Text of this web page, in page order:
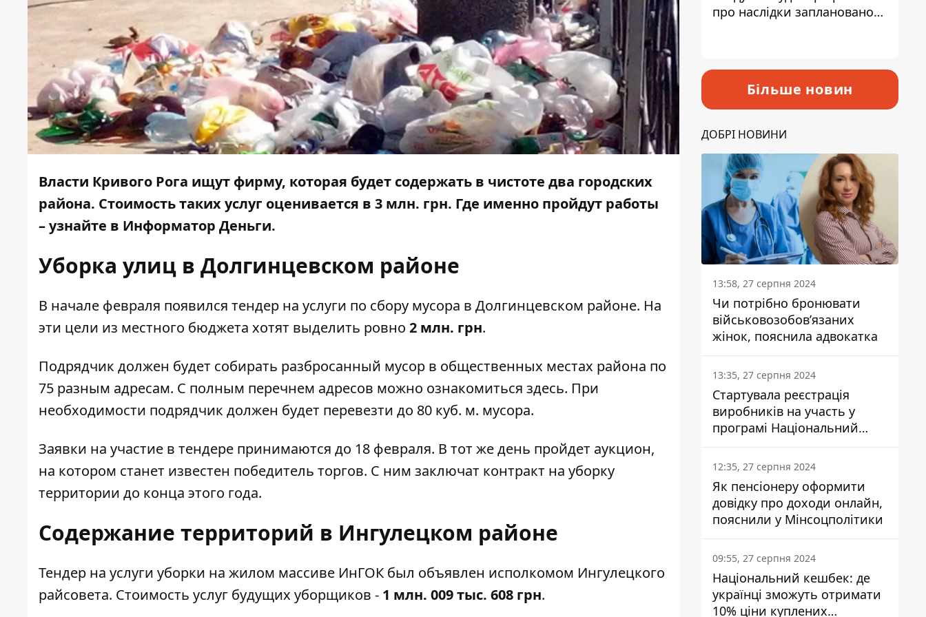
Власти Кривого Рога ищут фирму, которая будет содержать в чистоте два городских
района. Стоимость таких услуг оценивается в 3 млн. грн. Где именно пройдут работы
– узнайте в Информатор Деньги.
Уборка улиц в Долгинцевском районе
В начале февраля появился тендер на услуги по сбору мусора в Долгинцевском районе. На
эти цели из местного бюджета хотят выделить ровно 2 млн. грн.
Подрядчик должен будет собирать разбросанный мусор в общественных местах района по
75 разным адресам. С полным перечнем адресов можно ознакомиться здесь. При
необходимости подрядчик должен будет перевезти до 80 куб. м. мусора.
Заявки на участие в тендере принимаются до 18 февраля. В тот же день пройдет аукцион,
на котором станет известен победитель торгов. С ним заключат контракт на уборку
территории до конца этого года.
Содержание территорий в Ингулецком районе
Тендер на услуги уборки на жилом массиве ИнГОК был объявлен исполкомом Ингулецкого
райсовета. Стоимость услуг будущих уборщиков - 1 млн. 009 тыс. 608 грн.
про наслідки запланованого
Більше новин
ДОБРІ НОВИНИ
13:58, 27 серпня 2024
Чи потрібно бронювати
військовозобов’язаних
жінок, пояснила адвокатка
13:35, 27 серпня 2024
Стартувала реєстрація
виробників на участь у
програмі Національний
кешбек: як це зробити
через портал Дія
12:35, 27 серпня 2024
Як пенсіонеру оформити
довідку про доходи онлайн,
пояснили у Мінсоцполітики
09:55, 27 серпня 2024
Національний кешбек: де
українці зможуть отримати
10% ціни куплених